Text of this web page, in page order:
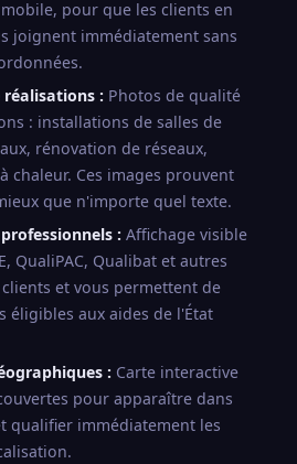
pour que les clients en
joignent immédiatement sans
: Photos de qualité
: installations de salles de
rénovation de réseaux,
chaleur. Ces images prouvent
que n'importe quel texte.
: Affichage visible
QualiPAC, Qualibat et autres
et vous permettent de
éligibles aux aides de l'État
: Carte interactive
pour apparaître dans
qualifier immédiatement les